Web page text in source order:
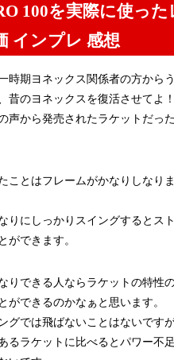
100を実際に使った
インプレ 感想
時期ヨネックス関係者の方から
昔のヨネックスを復活させてよ
声から発売されたラケットだっ
ことはフレームがかなりしなり
りにしっかりスイングするとス
ができます。
りできる人ならラケットの特性
ができるのかなぁと思います。
グでは飛ばないことはないです
るラケットに比べるとパワー不